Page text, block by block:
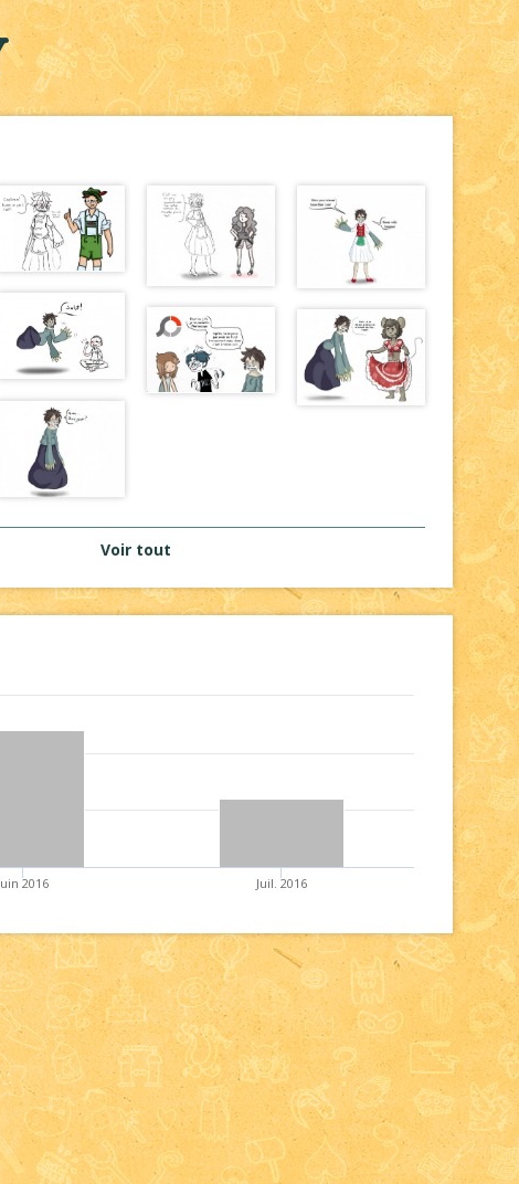
Voir tout
2016 Juil. 2016